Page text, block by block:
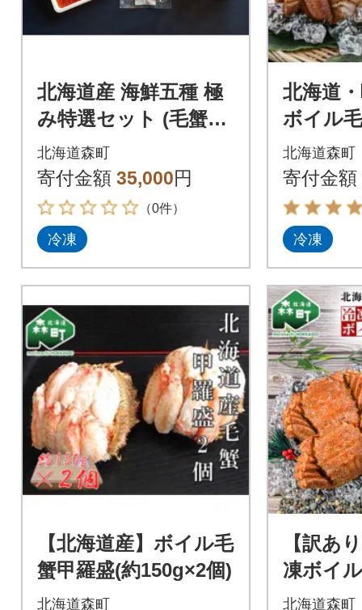
北海道産 海鮮五種 極
み特選セット (毛蟹・
ホタテ・いくら・蝦
夷あわび・秋鮭)
北海道森町
寄付金額 35,000円
（0件）
冷凍
北海道
ボイル
前後×2尾
北海道森町
寄付金額
冷凍
【北海道産】ボイル毛
蟹甲羅盛(約150g×2個)
北海道森町
【訳あ
凍ボイ
0g前後
北海道森町